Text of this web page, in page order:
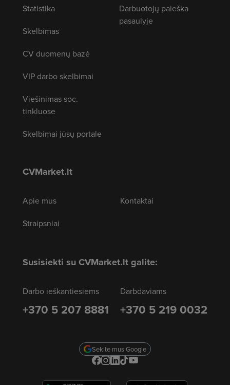
Statistika
Skelbimas
CV duomenų bazė
VIP darbo skelbimai
Viešinimas soc.
tinkluose
Skelbimai jūsų portale
Darbuotojų paieška
pasaulyje
CVMarket.lt
Apie mus
Straipsniai
Kontaktai
Susisiekti su CVMarket.lt galite:
Darbo ieškantiesiems
+370 5 207 8881
Darbdaviams
+370 5 219 0032
Sekite mus Google